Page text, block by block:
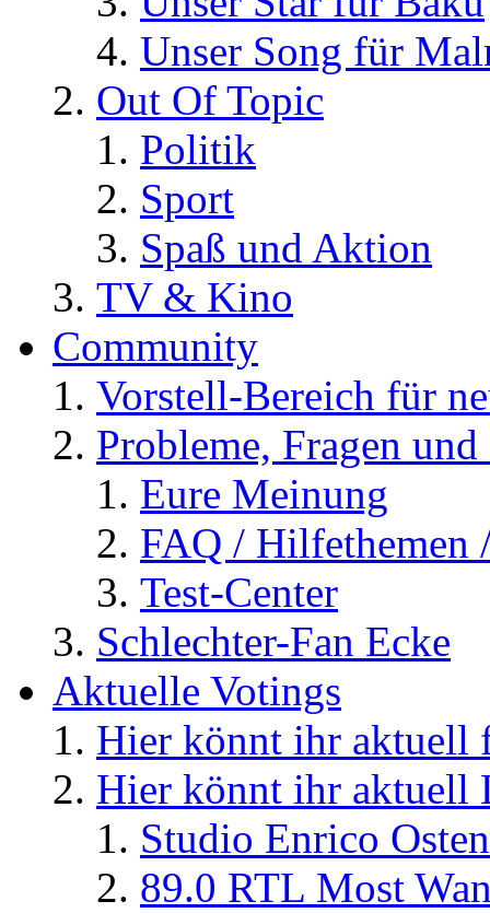
Unser Song für
Out Of Topic
Politik
Sport
Spaß und Aktion
TV & Kino
Community
Vorstell-Bereich für
Probleme, Fragen
Eure Meinung
FAQ / Hilfethemen
Test-Center
Schlechter-Fan Ecke
Aktuelle Votings
Hier könnt ihr aktuell
Hier könnt ihr aktuell
Studio Enrico
89.0 RTL Most